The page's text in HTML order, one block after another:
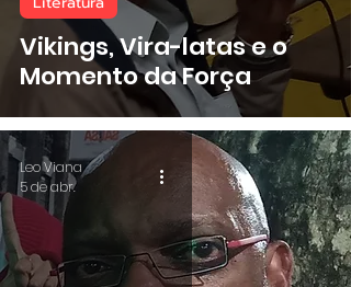
Vikings, Vira-latas e o
Momento da Força
Leo Viana
5 de abr.